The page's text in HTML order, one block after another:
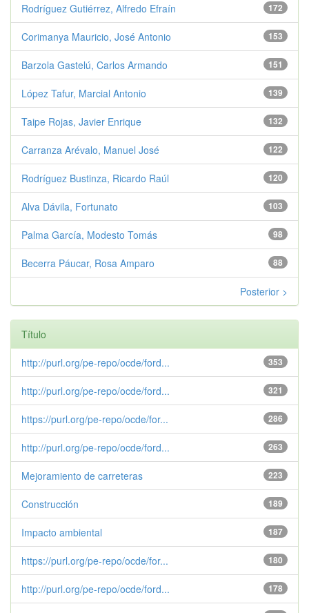
172
Rodríguez Gutiérrez, Alfredo Efraín
153
Corimanya Mauricio, José Antonio
151
Barzola Gastelú, Carlos Armando
139
López Tafur, Marcial Antonio
132
Taipe Rojas, Javier Enrique
122
Carranza Arévalo, Manuel José
120
Rodríguez Bustinza, Ricardo Raúl
103
Alva Dávila, Fortunato
98
Palma García, Modesto Tomás
88
Becerra Páucar, Rosa Amparo
Posterior >
Título
353
http://purl.org/pe-repo/ocde/ford...
321
http://purl.org/pe-repo/ocde/ford...
286
https://purl.org/pe-repo/ocde/for...
263
http://purl.org/pe-repo/ocde/ford...
223
Mejoramiento de carreteras
189
Construcción
187
Impacto ambiental
180
https://purl.org/pe-repo/ocde/for...
178
http://purl.org/pe-repo/ocde/ford...